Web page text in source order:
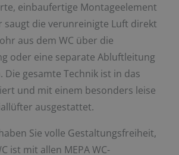
einbaufertige Montageelement
saugt die verunreinigte Luft direkt
aus dem WC über die
oder eine separate Abluftleitung
Die gesamte Technik ist in das
und mit einem besonders leise
ausgestattet.
Sie volle Gestaltungsfreiheit,
ist mit allen MEPA WC-